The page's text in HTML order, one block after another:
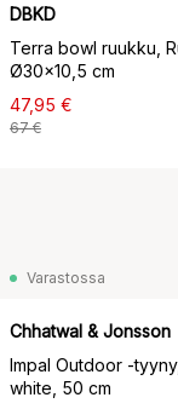
DBKD
Terra bowl ruukku,
Ø30×10,5 cm
47,95 €
67 €
Varastossa
Chhatwal & Jonsson
Impal Outdoor -
white, 50 cm